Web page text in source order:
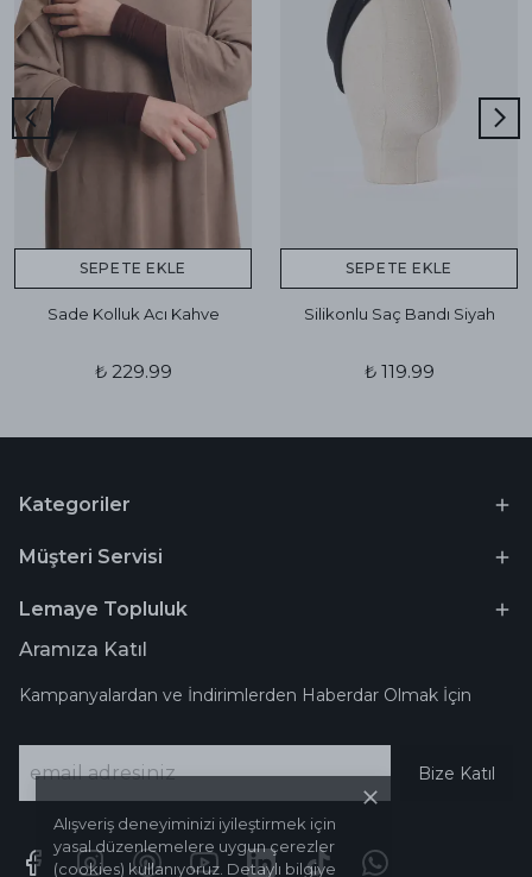
Alışveriş deneyiminizi iyileştirmek için
yasal düzenlemelere uygun çerezler
(cookies) kullanıyoruz. Detaylı bilgiye
SEPETE EKLE
Sade Kolluk Acı Kahve
₺ 229.99
SEPETE EKLE
Silikonlu Saç Bandı Siyah
₺ 119.99
Kategoriler
Müşteri Servisi
Lemaye Topluluk
Aramıza Katıl
Kampanyalardan ve İndirimlerden Haberdar Olmak İçin
Bize Katıl